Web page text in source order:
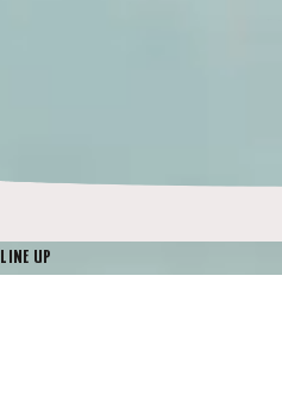
LINE UP